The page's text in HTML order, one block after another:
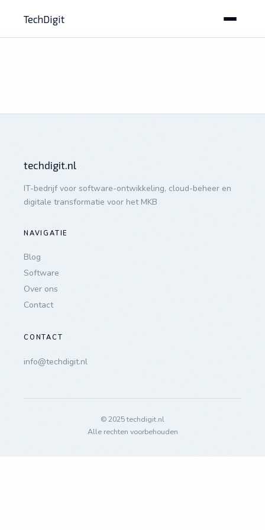
TechDigit
techdigit.nl
IT-bedrijf voor software-ontwikkeling, cloud-beheer en
digitale transformatie voor het MKB
NAVIGATIE
Blog
Software
Over ons
Contact
CONTACT
info@techdigit.nl
© 2025 techdigit.nl
Alle rechten voorbehouden